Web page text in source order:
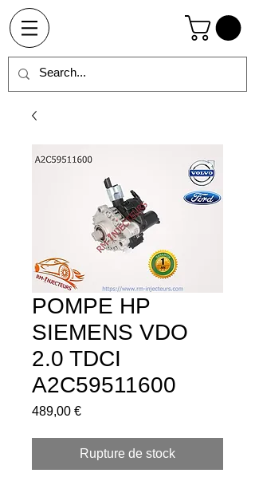
POMPE HP
SIEMENS VDO
2.0 TDCI
A2C59511600
489,00 €Prix
Rupture de stock